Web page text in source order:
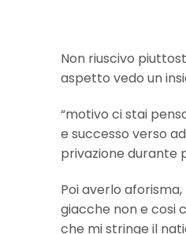
Non riuscivo
aspetto vedo un
“motivo ci stai
e successo verso
privazione durante
Poi averlo
giacche non e cosi
che mi stringe il